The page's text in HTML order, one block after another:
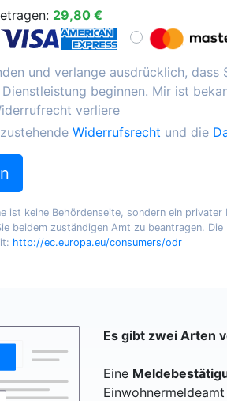
29,80 €
und verlange ausdrücklich,
beginnen. Mir ist
verliere
Widerrufsrecht und die
ist keine Behördenseite, sondern ein
beidem zuständigen Amt zu beantragen.
http://ec.europa.eu/consumers/odr
Es gibt zwei Arten
Eine